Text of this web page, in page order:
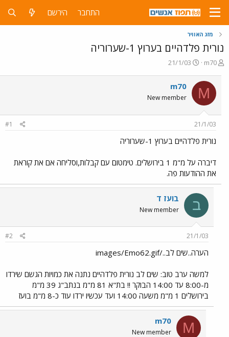
התחבר הירשם
מזג האוויר
נורית פלדהיים בערוץ 1-שערוריה
פ
ח
ה
ו
ש
m70
פ
ת
ר
21/1/03
M
m70
New member
21/1/03
#1
נורית פלדהיים בערוץ 1-שערוריה
דיברה על מ"מ 1 בירושלים. טימטום עם קבלות,וסליחה אם את קוראת
את ההודעות פה.
ב בועז ד
New member
21/1/03
#2
הערה..שים לב../images/Emo62.gif
למשה ערב טוב: שים לב נורית פלדהיים נתנה את כמויות הגשם שירדו
מ-8:00 עד 14:00 הבוקר !! בת"א 81 מ"מ בנתב"ג 39 מ"מ
בירושלים 1 מ"מ משעה 14:00 ועד עכשיו ירדו עוד כ-8 מ"מ בועז
M
m70
New member